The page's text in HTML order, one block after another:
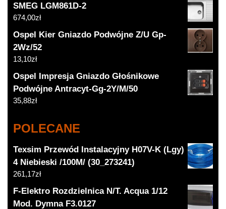
SMEG LGM861D-2
674,00zł
Ospel Kier Gniazdo Podwójne Z/U Gp-
2Wz/52
13,10zł
Ospel Impresja Gniazdo Głośnikowe
Podwójne Antracyt-Gg-2Y/M/50
35,88zł
POLECANE
Texsim Przewód Instalacyjny H07V-K (Lgy)
4 Niebieski /100M/ (30_273241)
261,17zł
F-Elektro Rozdzielnica N/T. Acqua 1/12
Mod. Dymna F3.0127